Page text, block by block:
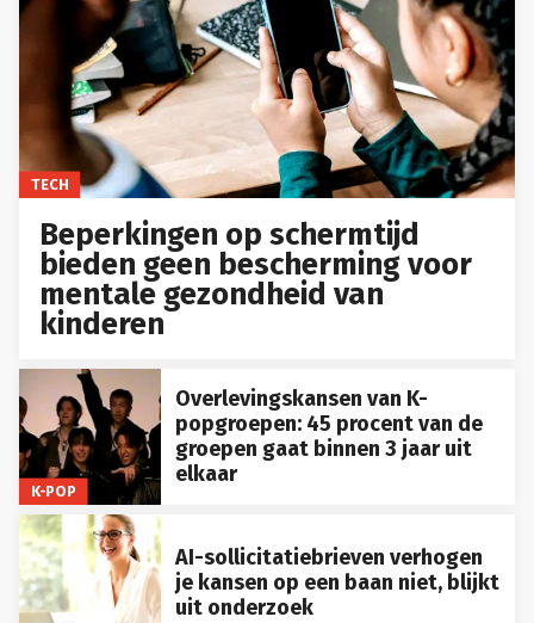
TECH
Beperkingen op schermtijd
bieden geen bescherming voor
mentale gezondheid van
kinderen
K-POP
Overlevingskansen van K-
popgroepen: 45 procent van de
groepen gaat binnen 3 jaar uit
elkaar
AI-sollicitatiebrieven verhogen
je kansen op een baan niet, blijkt
uit onderzoek